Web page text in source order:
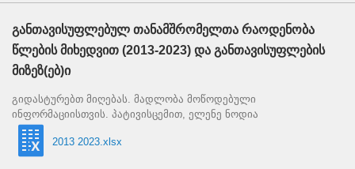
განთავისუფლებულ თანამშრომელთა რაოდენობა
წლების მიხედვით (2013-2023) და განთავისუფლების
მიზეზ(ებ)ი
გიდასტურებთ მიღებას. მადლობა მოწოდებული
ინფორმაციისთვის. პატივისცემით, ელენე ნოდია
2013 2023.xlsx